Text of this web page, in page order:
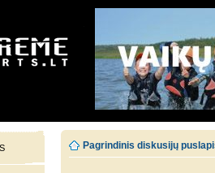
Pagrindinis diskusijų